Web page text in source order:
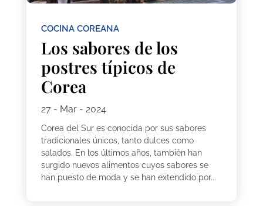
COCINA COREANA
Los sabores de los
postres típicos de
Corea
27 - Mar - 2024
Corea del Sur es conocida por sus sabores
tradicionales únicos, tanto dulces como
salados. En los últimos años, también han
surgido nuevos alimentos cuyos sabores se
han puesto de moda y se han extendido por...